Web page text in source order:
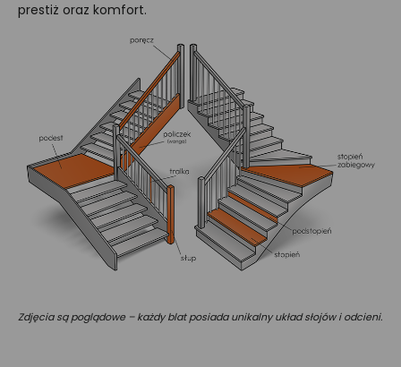
prestiż oraz komfort.
Zdjęcia są poglądowe – każdy blat posiada unikalny układ słojów i odcieni.